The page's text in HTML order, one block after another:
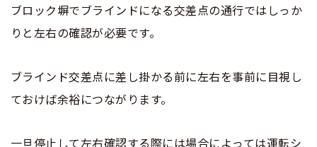
ブロック塀でブラインドになる交差点の通行ではしっか
りと左右の確認が必要です。
ブラインド交差点に差し掛かる前に左右を事前に目視し
ておけば余裕につながります。
一旦停止して左右確認する際には場合によっては運転シ